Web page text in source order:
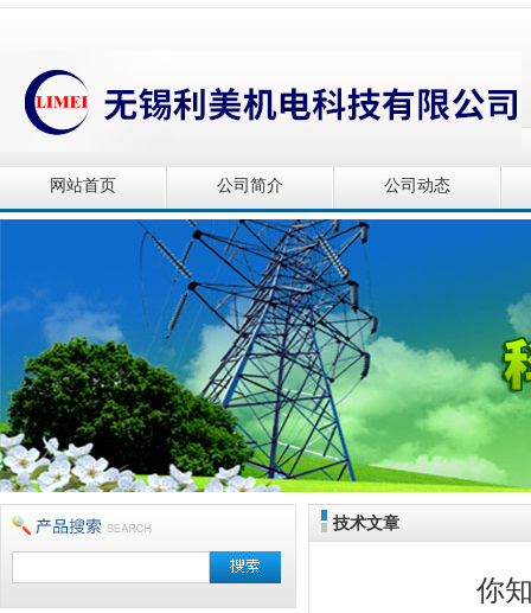
网站首页 公司简介 公司动态
技术文章
你